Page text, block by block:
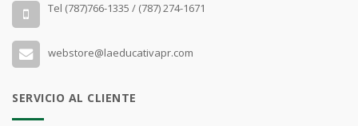
Tel (787)766-1335 / (787) 274-1671
webstore@laeducativapr.com
SERVICIO AL CLIENTE